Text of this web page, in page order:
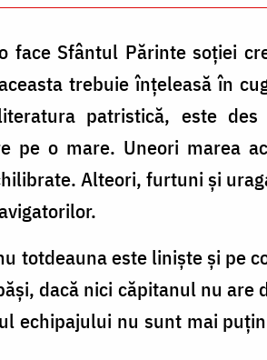
Sfântul Părinte soției
trebuie înțeleasă în
patristică, este des
pe o mare. Uneori marea
Alteori, furtuni și
totdeauna este liniște și pe
dacă nici căpitanul nu are
echipajului nu sunt mai